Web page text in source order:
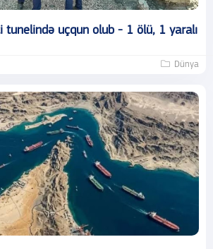
tunelində uçqun olub - 1 ölü, 1 yaralı
Dünya